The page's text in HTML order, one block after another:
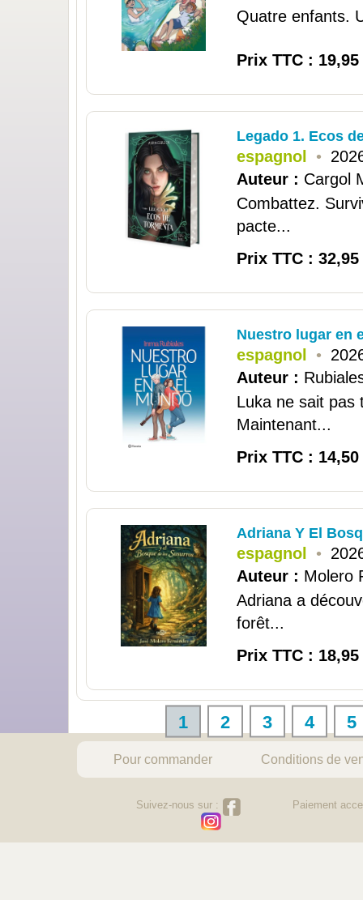
Quatre enfants.
Prix TTC : 19,95
Legado 1. Ecos
espagnol •
Auteur : Cargol
Combattez.
pacte...
Prix TTC : 32,95
Nuestro lugar en
espagnol •
Auteur :
Luka ne sait pas
Maintenant...
Prix TTC : 14,50
Adriana Y El
espagnol •
Auteur : Molero
Adriana a
forêt...
Prix TTC : 18,95
1 2 3 4 5
Pour commander Conditions de
Suivez-nous sur : Paiement